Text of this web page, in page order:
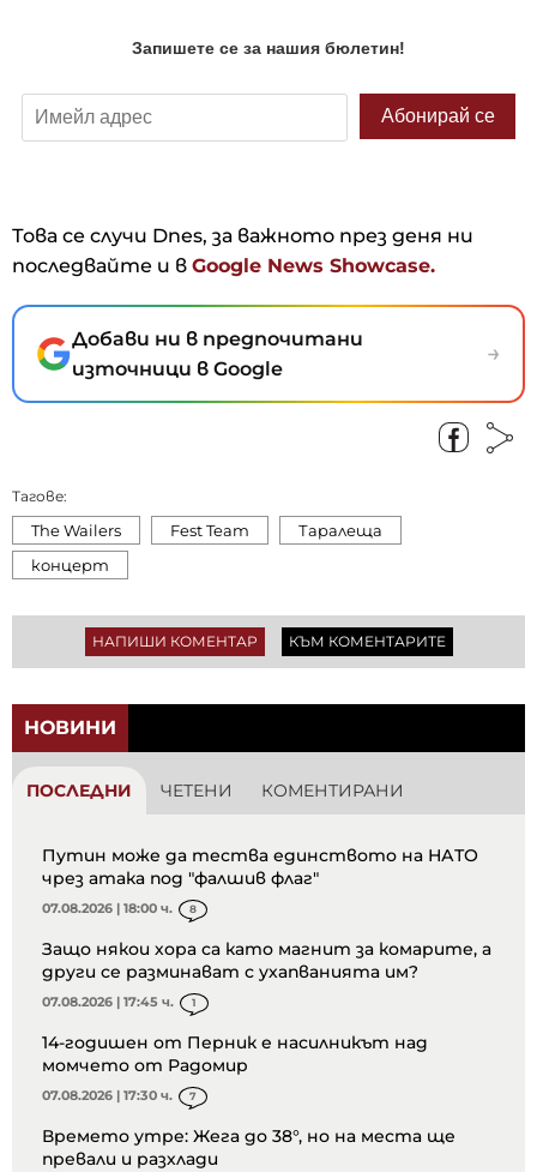
Това се случи Dnes, за важното през деня ни
последвайте и в Google News Showcase.
Добави ни в предпочитани
източници в Google
→
Тагове:
The Wailers Fest Team
Таралеща
концерт
НАПИШИ КОМЕНТАР КЪМ КОМЕНТАРИТЕ
НОВИНИ
ПОСЛЕДНИ ЧЕТЕНИ КОМЕНТИРАНИ
Путин може да тества единството на НАТО
чрез атака под "фалшив флаг"
07.08.2026 | 18:00 ч. 8
Защо някои хора са като магнит за комарите, а
други се разминават с ухапванията им?
07.08.2026 | 17:45 ч. 1
14-годишен от Перник е насилникът над
момчето от Радомир
07.08.2026 | 17:30 ч. 7
Времето утре: Жега до 38°, но на места ще
превали и разхлади